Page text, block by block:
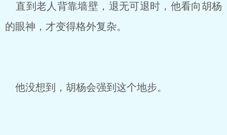
直到老人背靠墙壁，退无可退时，他看向胡杨
的眼神，才变得格外复杂。
他没想到，胡杨会强到这个地步。